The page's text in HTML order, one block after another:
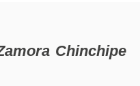
Chinchipe